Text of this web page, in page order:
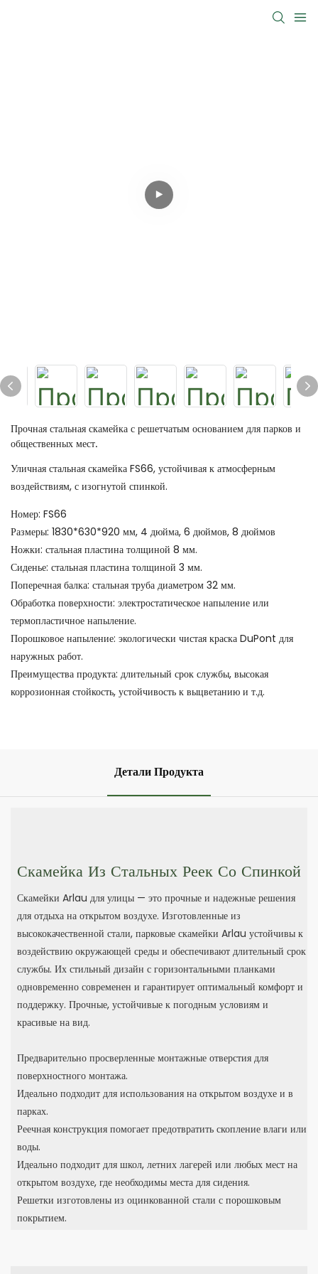
Прочная стальная скамейка с решетчатым основанием для парков и
общественных мест.
Уличная стальная скамейка FS66, устойчивая к атмосферным
воздействиям, с изогнутой спинкой.
Номер: FS66
Размеры: 1830*630*920 мм, 4 дюйма, 6 дюймов, 8 дюймов
Ножки: стальная пластина толщиной 8 мм.
Сиденье: стальная пластина толщиной 3 мм.
Поперечная балка: стальная труба диаметром 32 мм.
Обработка поверхности: электростатическое напыление или
термопластичное напыление.
Порошковое напыление: экологически чистая краска DuPont для
наружных работ.
Преимущества продукта: длительный срок службы, высокая
коррозионная стойкость, устойчивость к выцветанию и т.д.
Детали Продукта
Скамейка Из Стальных Реек Со Спинкой
Скамейки Arlau для улицы — это прочные и надежные решения
для отдыха на открытом воздухе. Изготовленные из
высококачественной стали, парковые скамейки Arlau устойчивы к
воздействию окружающей среды и обеспечивают длительный срок
службы. Их стильный дизайн с горизонтальными планками
одновременно современен и гарантирует оптимальный комфорт и
поддержку. Прочные, устойчивые к погодным условиям и
красивые на вид.
Предварительно просверленные монтажные отверстия для
поверхностного монтажа.
Идеально подходит для использования на открытом воздухе и в
парках.
Реечная конструкция помогает предотвратить скопление влаги или
воды.
Идеально подходит для школ, летних лагерей или любых мест на
открытом воздухе, где необходимы места для сидения.
Решетки изготовлены из оцинкованной стали с порошковым
покрытием.